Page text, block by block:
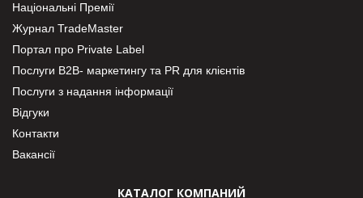
Національні Премії
Журнал TradeMaster
Портал про Private Label
Послуги В2В- маркетингу та PR для клієнтів
Послуги з надання інформації
Відгуки
Контакти
Вакансії
КАТАЛОГ КОМПАНИЙ